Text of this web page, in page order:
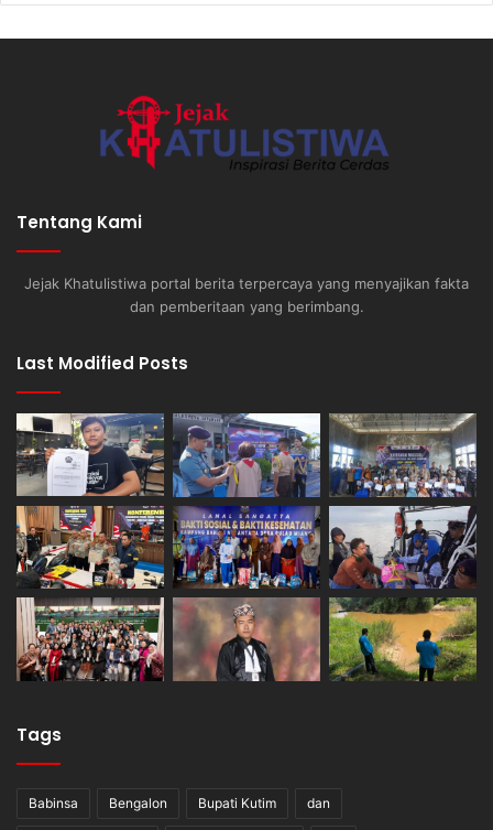
Tentang Kami
Jejak Khatulistiwa portal berita terpercaya yang menyajikan fakta
dan pemberitaan yang berimbang.
Last Modified Posts
Tags
Babinsa Bengalon Bupati Kutim dan